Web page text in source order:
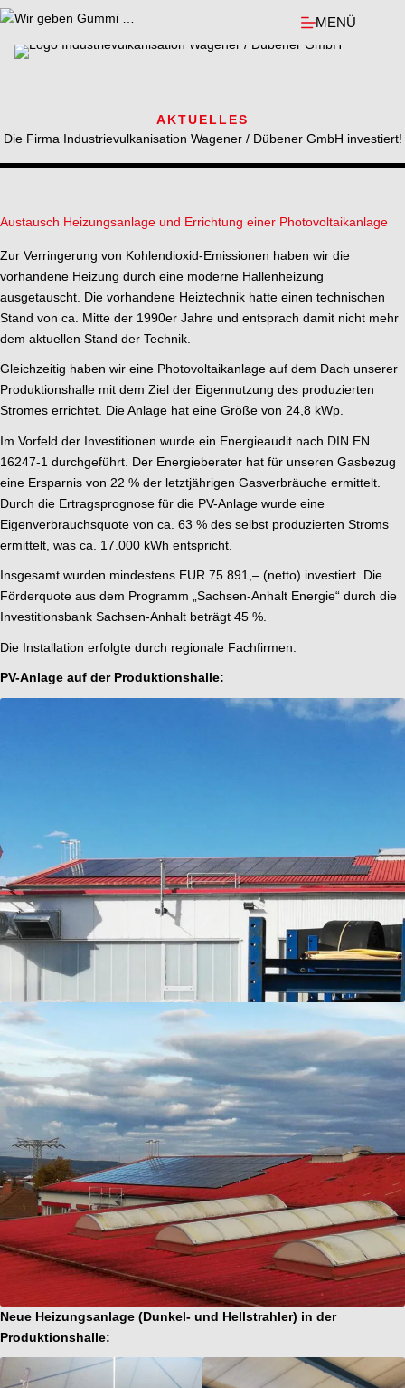
Zum
springen
MENÜ
AKTUELLES
Die Firma Industrievulkanisation Wagener / Dübener GmbH investiert!
Austausch Heizungsanlage und Errichtung einer Photovoltaikanlage
Zur Verringerung von Kohlendioxid-Emissionen haben wir die
vorhandene Heizung durch eine moderne Hallenheizung
ausgetauscht. Die vorhandene Heiztechnik hatte einen technischen
Stand von ca. Mitte der 1990er Jahre und entsprach damit nicht mehr
dem aktuellen Stand der Technik.
Gleichzeitig haben wir eine Photovoltaikanlage auf dem Dach unserer
Produktionshalle mit dem Ziel der Eigennutzung des produzierten
Stromes errichtet. Die Anlage hat eine Größe von 24,8 kWp.
Im Vorfeld der Investitionen wurde ein Energieaudit nach DIN EN
16247-1 durchgeführt. Der Energieberater hat für unseren Gasbezug
eine Ersparnis von 22 % der letztjährigen Gasverbräuche ermittelt.
Durch die Ertragsprognose für die PV-Anlage wurde eine
Eigenverbrauchsquote von ca. 63 % des selbst produzierten Stroms
ermittelt, was ca. 17.000 kWh entspricht.
Insgesamt wurden mindestens EUR 75.891,– (netto) investiert. Die
Förderquote aus dem Programm „Sachsen-Anhalt Energie“ durch die
Investitionsbank Sachsen-Anhalt beträgt 45 %.
Die Installation erfolgte durch regionale Fachfirmen.
PV-Anlage auf der Produktionshalle:
Neue Heizungsanlage (Dunkel- und Hellstrahler) in der
Produktionshalle: